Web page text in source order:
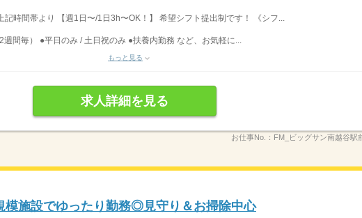
記時間帯より 【週1日〜/1日3h〜OK！】 希望シフト提出制です！ 《シフ...
間毎） ●平日のみ / 土日祝のみ ●扶養内勤務 など、お気軽に...
もっと見る
求人詳細を見る
お仕事No.： FM_ビッグサン南越谷駅
模施設でゆったり勤務◎見守り＆お掃除中心